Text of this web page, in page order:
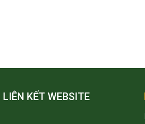
LIÊN KẾT WEBSITE